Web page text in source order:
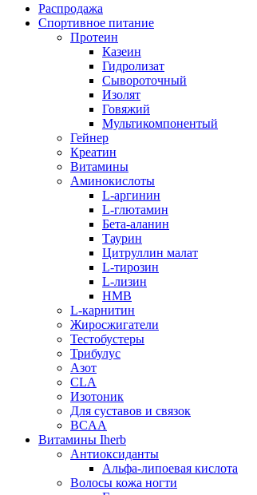
Распродажа
Спортивное питание
Протеин
Казеин
Гидролизат
Сывороточный
Изолят
Говяжий
Мультикомпонентый
Гейнер
Креатин
Витамины
Аминокислоты
L-аргинин
L-глютамин
Бета-аланин
Таурин
Цитруллин малат
L-тирозин
L-лизин
HMB
L-карнитин
Жиросжигатели
Тестобустеры
Трибулус
Азот
CLA
Изотоник
Для суставов и связок
BCAA
Витамины Iherb
Антиоксиданты
Альфа-липоевая кислота
Волосы кожа ногти